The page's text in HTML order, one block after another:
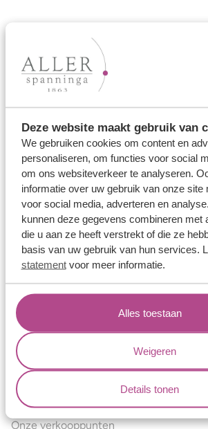
Deze website maakt gebruik van
We gebruiken cookies om content en
personaliseren, om functies voor social
om ons websiteverkeer te analyseren.
informatie over uw gebruik van onze site
voor social media, adverteren en
kunnen deze gegevens combineren met
die u aan ze heeft verstrekt of die ze
basis van uw gebruik van hun services.
statementvoor meer informatie.
Alles toestaan
Weigeren
Details tonen
Ons aanbod
Trouwringen
Verlovingsringen
Vriendschapsringen
Over ons
Aller Spanninga
Historie
Certificaten
Blogs
Jouw voordelen
Conflictvrije Materialen
Oneindig veel mogelijkheden
Kwaliteit
Juweliers & Contact
Onze verkooppunten